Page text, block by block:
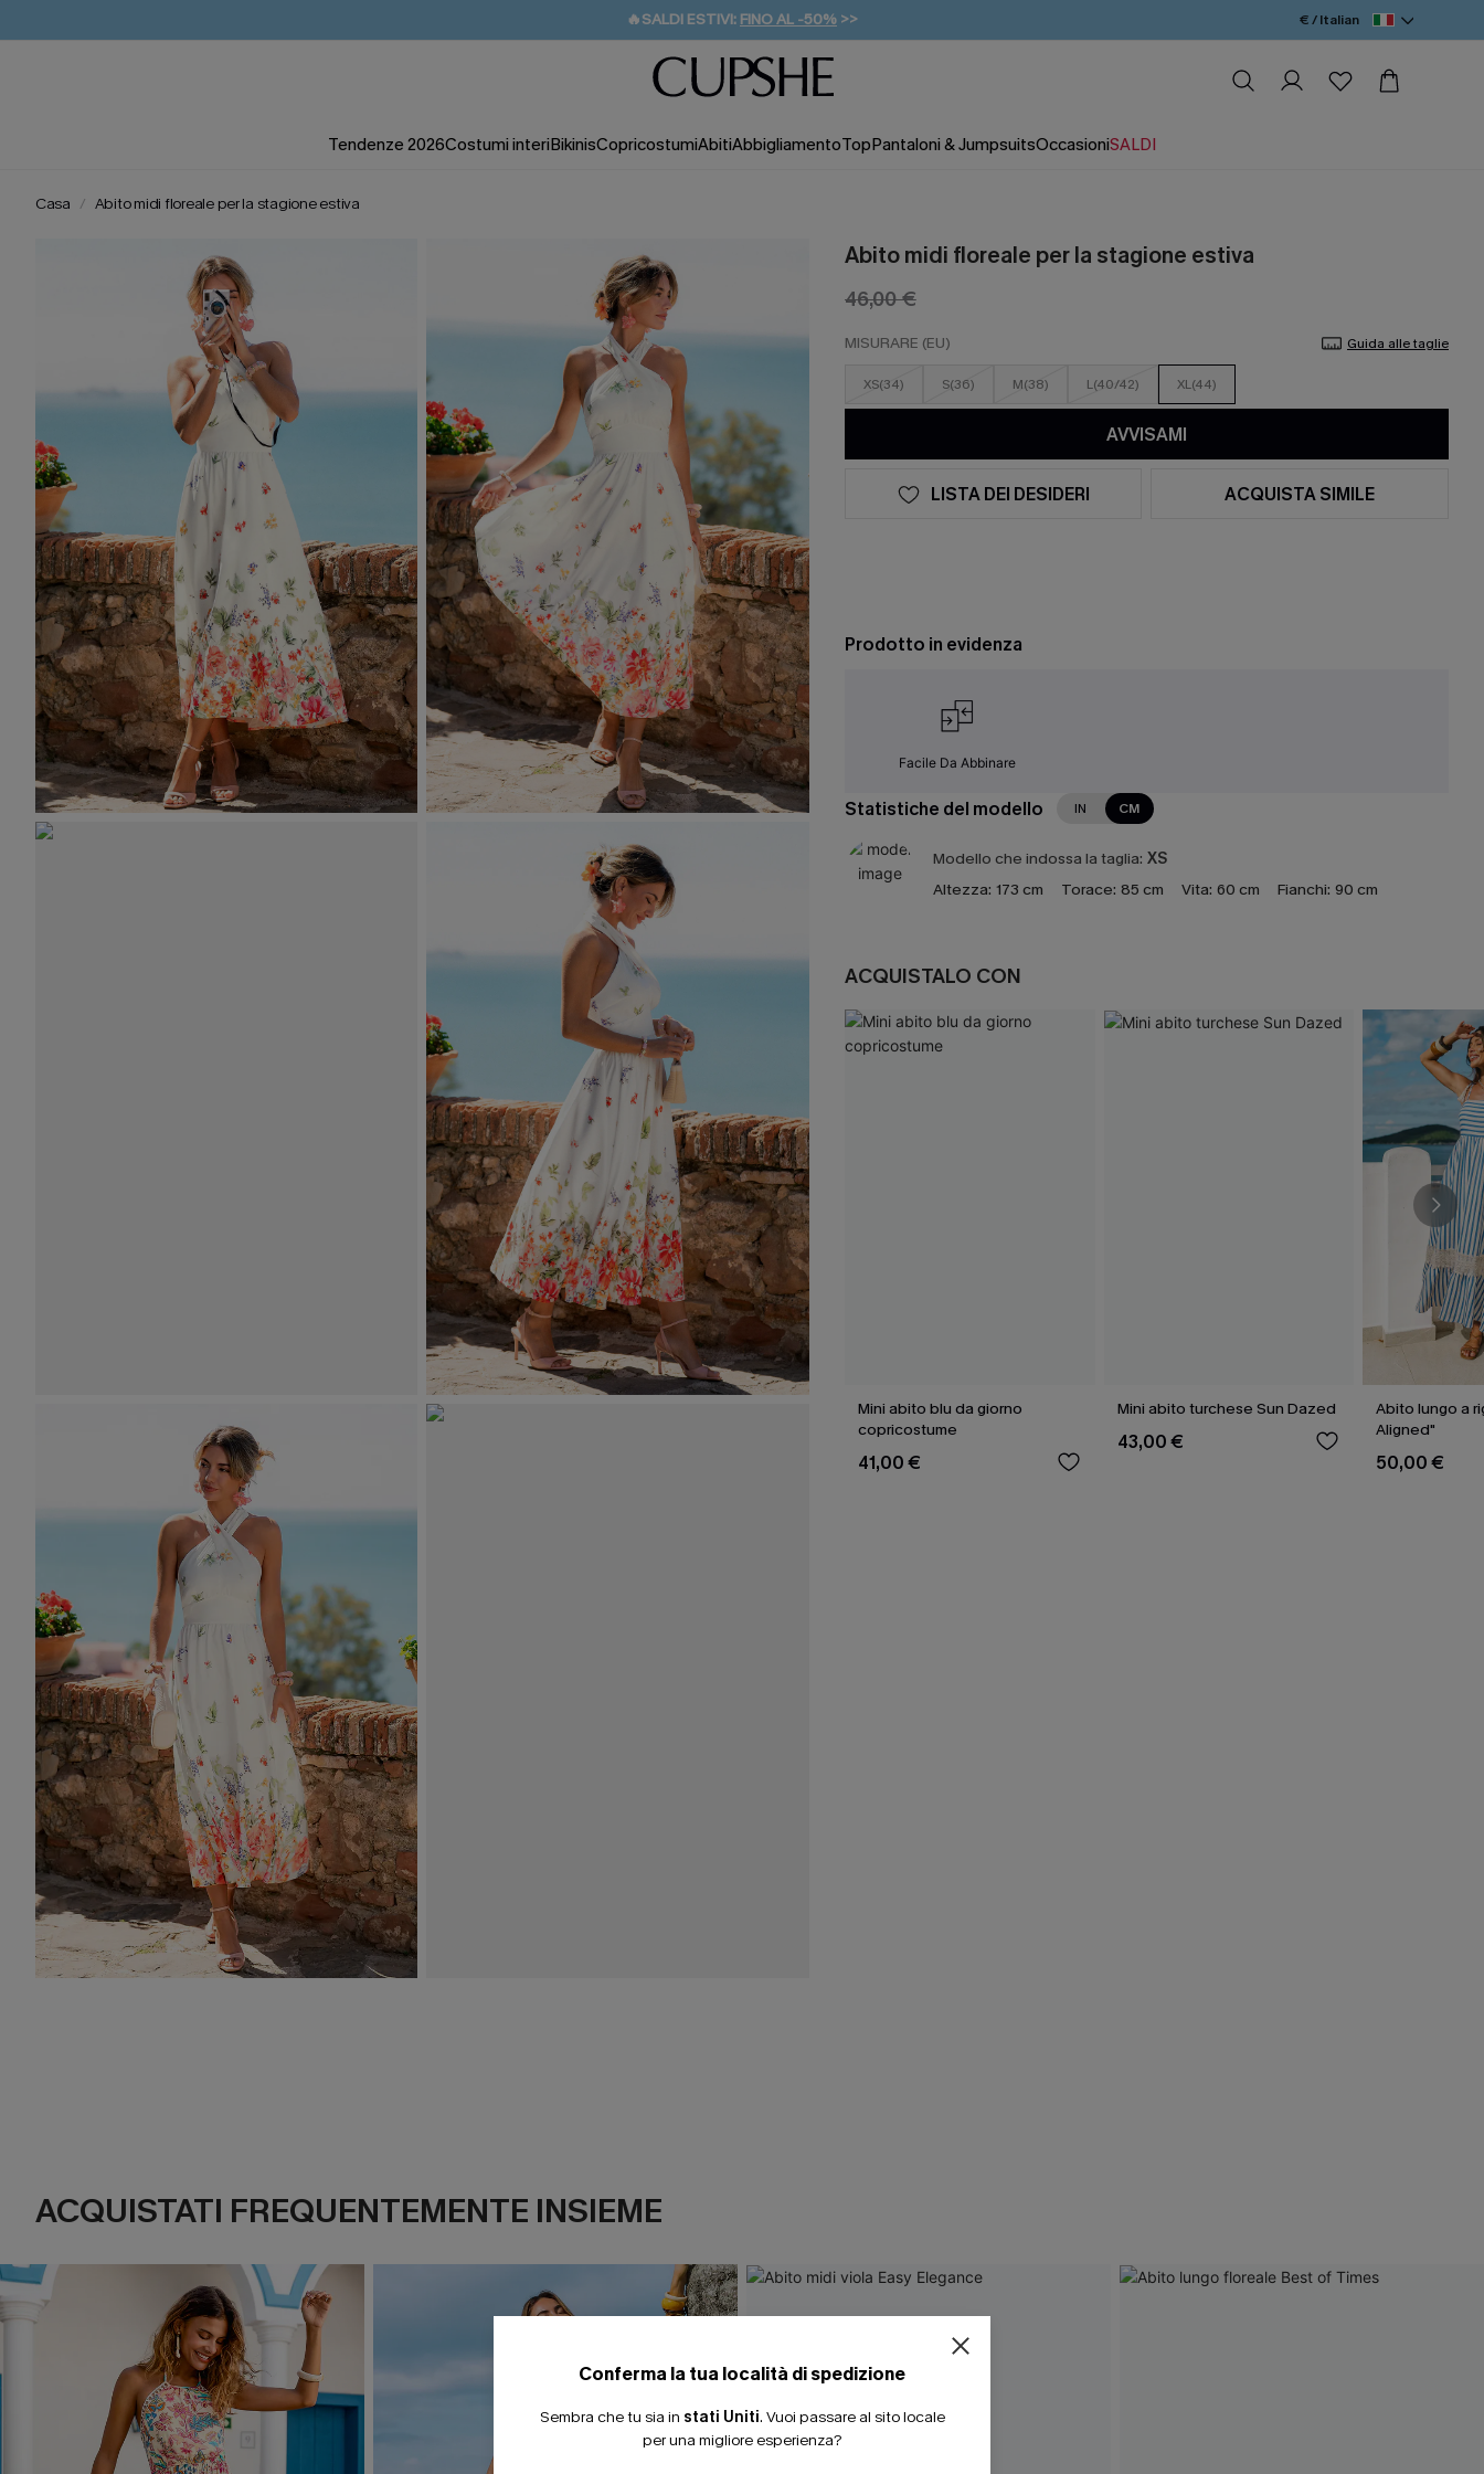
🔥SALDI ESTIVI: FINO AL -50% >>
🚚SPEDIZIONE GRATUITA DA 49€
💌REGALO PER I NUOVI: 20% DI SCONTO*
€ / Italian
Tendenze 2026Costumi interiBikinisCopricostumiAbitiAbbigliamentoTopPantaloni & JumpsuitsOccasioniSALDI
Casa Abito midi floreale per la stagione estiva
Abito midi floreale per la stagione estiva
46,00 €
MISURARE (EU) Guida alle taglie
XS(34) S(36) M(38) L(40/42) XL(44)
AVVISAMI
LISTA DEI DESIDERI ACQUISTA SIMILE
Prodotto in evidenza
Facile Da Abbinare
Statistiche del modello IN CM
Modello che indossa la taglia: XS
Altezza: 173 cm Torace: 85 cm Vita: 60 cm Fianchi: 90 cm
ACQUISTALO CON
Mini abito blu da giorno
copricostume
41,00 €
Mini abito turchese Sun Dazed
43,00 €
Abito lungo a
Aligned"
50,00 €
ACQUISTATI FREQUENTEMENTE INSIEME
Conferma la tua località di spedizione
Sembra che tu sia in stati Uniti. Vuoi passare al sito locale
per una migliore esperienza?
15% DI SCONTO SENZA MINIMO D'ORDINE
20% DI SCONTO SU 2 O PIÙ ARTICOLI